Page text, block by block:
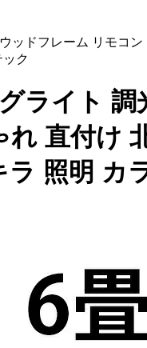
ドフレーム リモコ
ク
ライト
直付け
照明 カ